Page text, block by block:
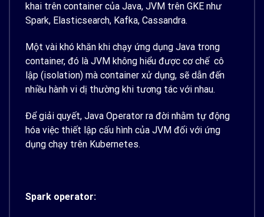
khai trên container của Java, JVM trên GKE như
Spark, Elasticsearch, Kafka, Cassandra.
Một vài khó khăn khi chạy ứng dụng Java trong
container, đó là JVM không hiểu được cơ chế cô
lập (isolation) mà container xử dụng, sẽ dẫn đến
nhiều hành vi dị thường khi tương tác với nhau.
Để giải quyết, Java Operator ra đời nhằm tự động
hóa việc thiết lập cấu hình của JVM đối với ứng
dụng chạy trên Kubernetes.
Spark operator: